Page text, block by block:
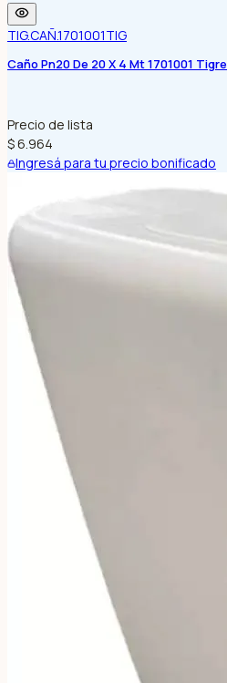
TIG.CAÑ.1701001TIG
Caño Pn20 De 20 X 4 Mt 1701001 Tigre
Precio de lista
$ 6.964
Ingresá para tu precio bonificado